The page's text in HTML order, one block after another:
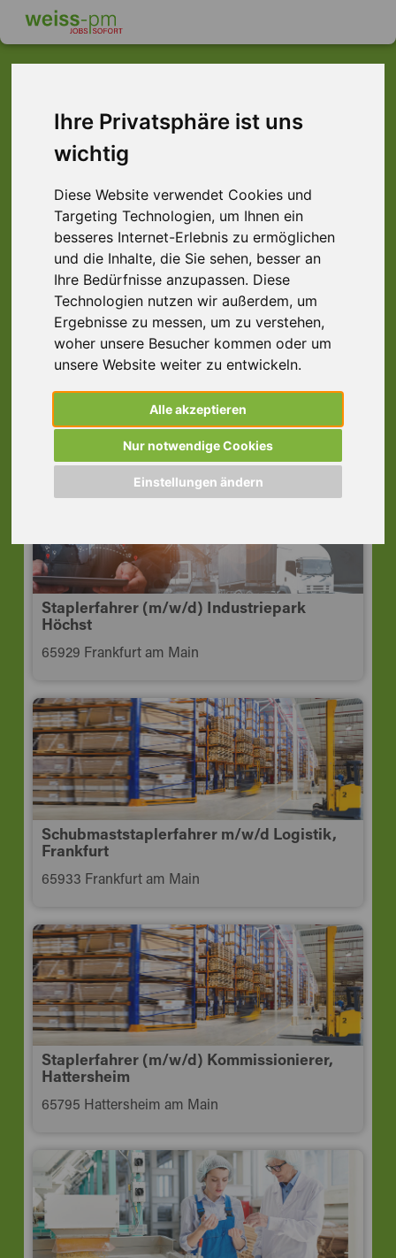
Ihre Privatsphäre ist uns
wichtig
Diese Website verwendet Cookies und
Targeting Technologien, um Ihnen ein
besseres Internet-Erlebnis zu ermöglichen
und die Inhalte, die Sie sehen, besser an
Ihre Bedürfnisse anzupassen. Diese
Technologien nutzen wir außerdem, um
Ergebnisse zu messen, um zu verstehen,
woher unsere Besucher kommen oder um
unsere Website weiter zu entwickeln.
Alle akzeptieren
Nur notwendige Cookies
Einstellungen ändern
Dieser Job ist leider
nicht mehr verfügbar ...
... aber vielleicht ist hier etwas dabei:
Mörfelden-Walldorf
64546 Mörfelden-Walldorf
Staplerfahrer (m/w/d) Industriepark
Höchst
65929 Frankfurt am Main
Schubmaststaplerfahrer m/w/d Logistik,
Frankfurt
65933 Frankfurt am Main
Staplerfahrer (m/w/d) Kommissionierer,
Hattersheim
65795 Hattersheim am Main